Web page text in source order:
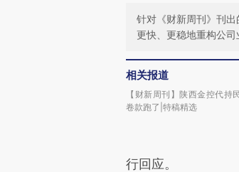
针对《财新周刊》刊
更快、更稳地重构公
相关报道
【财新周刊】陕西金控代持
卷款跑了|特稿精选
行回应。